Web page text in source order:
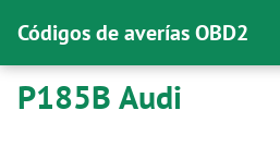
Códigos de averías OBD2
P185B Audi